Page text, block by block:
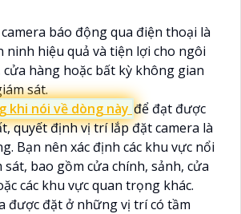
báo động qua điện thoại là
ninh hiệu quả và tiện lợi cho ngôi
hàng hoặc bất kỳ không gian
sát.
khi nói về dòng này để đạt được
quyết định vị trí lắp đặt camera là
Bạn nên xác định các khu vực nổi
sát, bao gồm cửa chính, sảnh, cửa
các khu vực quan trọng khác.
được đặt ở những vị trí có tầm